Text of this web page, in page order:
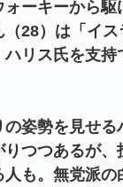
ーキーから駆
（28）は「イ
リス氏を支持
姿勢を見せる
つつあるが、
人も。無党派の